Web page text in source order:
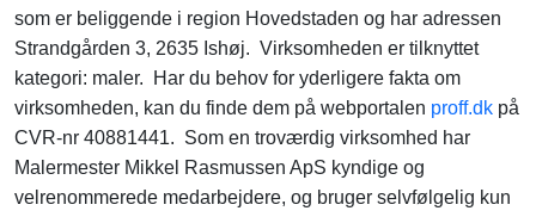
som er beliggende i region Hovedstaden og har adressen
Strandgården 3, 2635 Ishøj. Virksomheden er tilknyttet
kategori: maler. Har du behov for yderligere fakta om
virksomheden, kan du finde dem på webportalen proff.dk på
CVR-nr 40881441. Som en troværdig virksomhed har
Malermester Mikkel Rasmussen ApS kyndige og
velrenommerede medarbejdere, og bruger selvfølgelig kun